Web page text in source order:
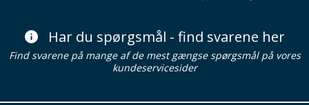
Har du spørgsmål - find svarene her
Find svarene på mange af de mest gængse spørgsmål på vores
kundeservicesider